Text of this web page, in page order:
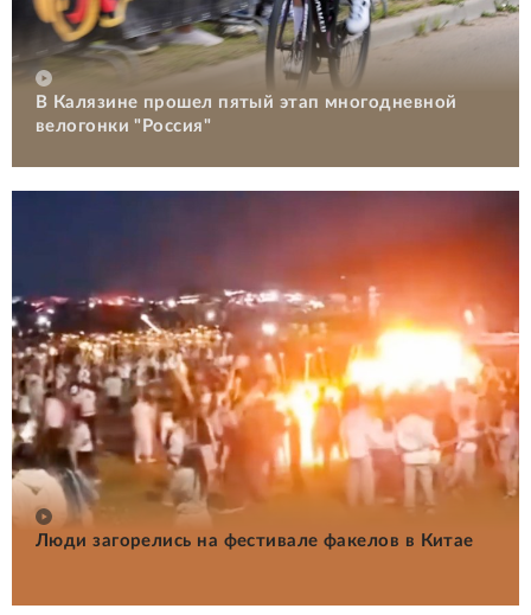
В Калязине прошел пятый этап многодневной
велогонки "Россия"
Люди загорелись на фестивале факелов в Китае